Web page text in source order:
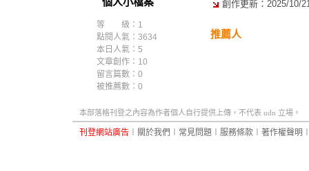
等 級：1
點閱人氣：3634
本日人氣：5
文章創作：10
留言篇數：0
被推薦數： 0
創作更新：2025/10/
推薦人
本部落格刊登之內容為作者個人自行提供上傳，不代表 udn 立場。
刊登網站廣告 關於我們 常見問題 服務條款 著作權聲明